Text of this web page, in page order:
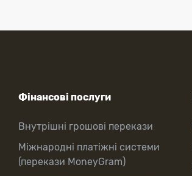
Фінансові послуги
Внутрішні грошові перекази
Міжнародні платіжні системи
(перекази MoneyGram)